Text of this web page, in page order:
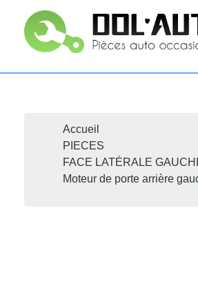
Accueil
PIECES
FACE LATÉRALE
Moteur de porte arrière